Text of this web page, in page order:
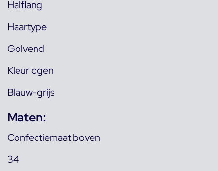
Halflang
Haartype
Golvend
Kleur ogen
Blauw-grijs
Maten:
Confectiemaat boven
34